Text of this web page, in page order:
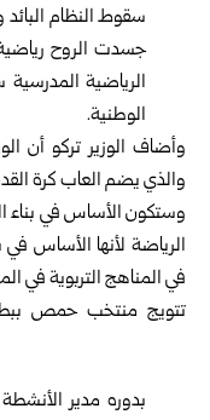
سقوط النظام
جسدت الروح
الرياضية
الوطنية.
وأضاف الوزير تركو أن
والذي يضم العاب كرة
وستكون الأساس في بناء
الرياضة لأنها الأساس
في المناهج التربوية في
بدوره مدير